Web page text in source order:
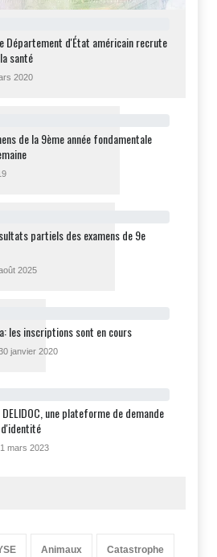
Département d'État américain recrute
santé
2020
de la 9ème année fondamentale
partiels des examens de 9e
2025
les inscriptions sont en cours
janvier 2020
une plateforme de demande
mars 2023
Animaux Catastrophe